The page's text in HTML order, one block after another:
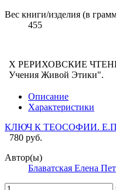
Вес книги/изделия (в
455
X РЕРИХОВСКИЕ
Учения Живой Этики".
Описание
Характеристики
КЛЮЧ К ТЕОСОФИИ.
780 руб.
Автор(ы)
Блаватская Елена